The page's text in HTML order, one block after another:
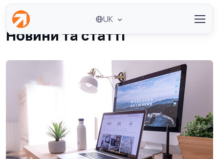
UK
Головна
Новини та статті